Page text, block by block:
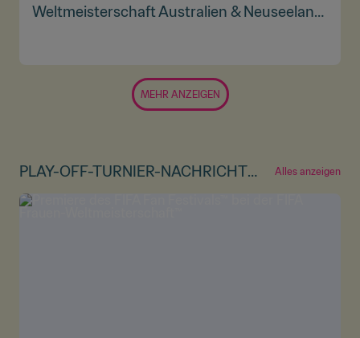
Weltmeisterschaft Australien & Neuseeland
MEHR ANZEIGEN
PLAY-OFF-TURNIER-NACHRICHT
EN
Alles anzeigen